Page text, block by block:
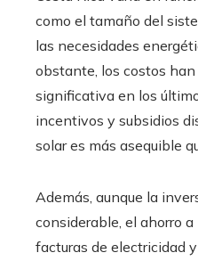
como el tamaño del
las necesidades
obstante, los costos
significativa en los
incentivos y subsidios
solar es más asequible
Además, aunque la
considerable, el ahorro
facturas de electricidad